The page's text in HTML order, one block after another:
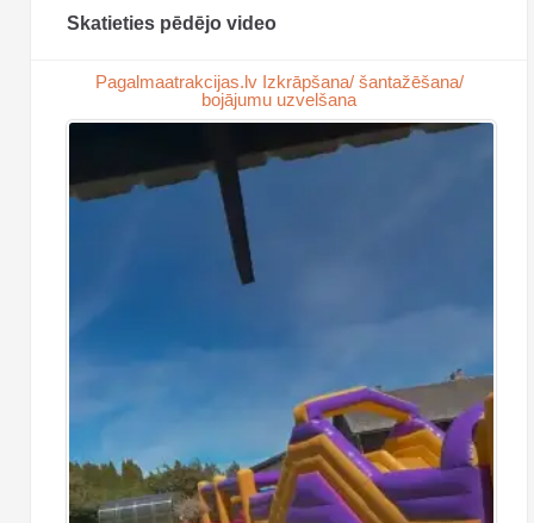
Skatieties pēdējo video
Pagalmaatrakcijas.lv Izkrāpšana/ šantažēšana/
bojājumu uzvelšana